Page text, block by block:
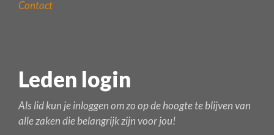
Contact
Leden login
Als lid kun je inloggen om zo op de hoogte te blijven van
alle zaken die belangrijk zijn voor jou!